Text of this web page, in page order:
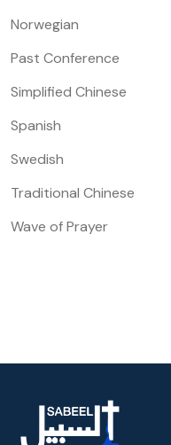
Norwegian
Past Conference
Simplified Chinese
Spanish
Swedish
Traditional Chinese
Wave of Prayer